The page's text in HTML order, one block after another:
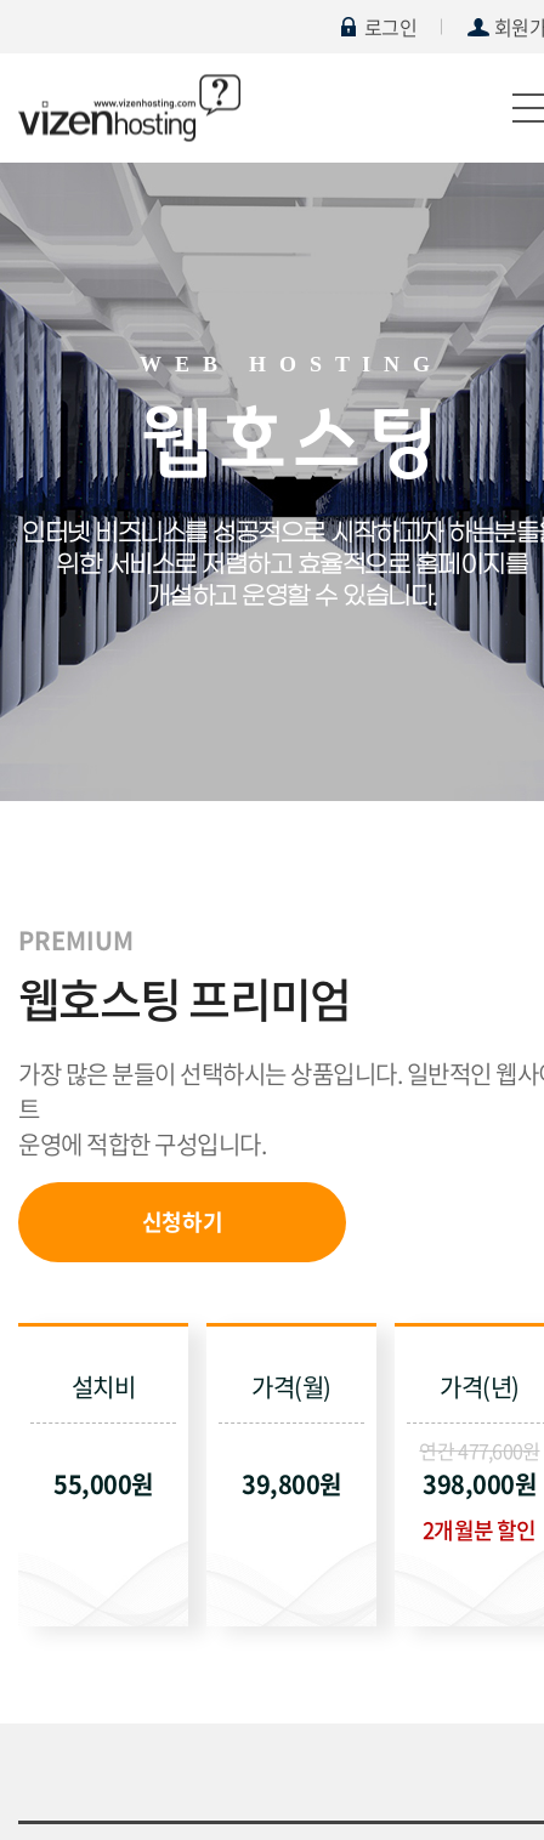
로그인 회원
WEB HOSTING
웹호스팅
인터넷 비즈니스를 성공적으로 시작하고자 하는분들
위한 서비스로저렴하고 효율적으로 홈페이지를
개설하고 운영할 수 있습니다.
PREMIUM
웹호스팅 프리미엄
가장 많은 분들이 선택하시는 상품입니다. 일반적인 웹
트
운영에 적합한 구성입니다.
신청하기
설치비
55,000원
가격(월)
39,800원
가격(년)
연간 477,600원
398,000원
2개월분 할인